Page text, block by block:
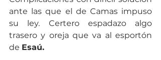
ante las que el de Camas impuso
su ley. Certero espadazo algo
trasero y oreja que va al esportón
de Esaú.